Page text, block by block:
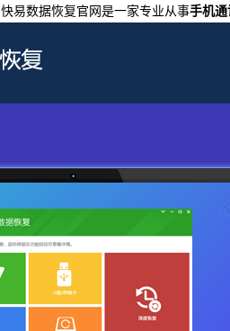
快易数据恢复官网是一家专业从事手机